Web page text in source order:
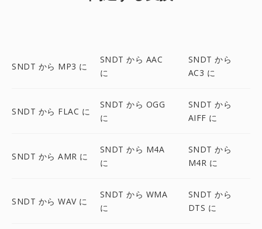
SNDT から MP3 に
SNDT から AAC
に
SNDT から
AC3 に
SNDT から FLAC に
SNDT から OGG
に
SNDT から
AIFF に
SNDT から AMR に
SNDT から M4A
に
SNDT から
M4R に
SNDT から WAV に
SNDT から WMA
に
SNDT から
DTS に